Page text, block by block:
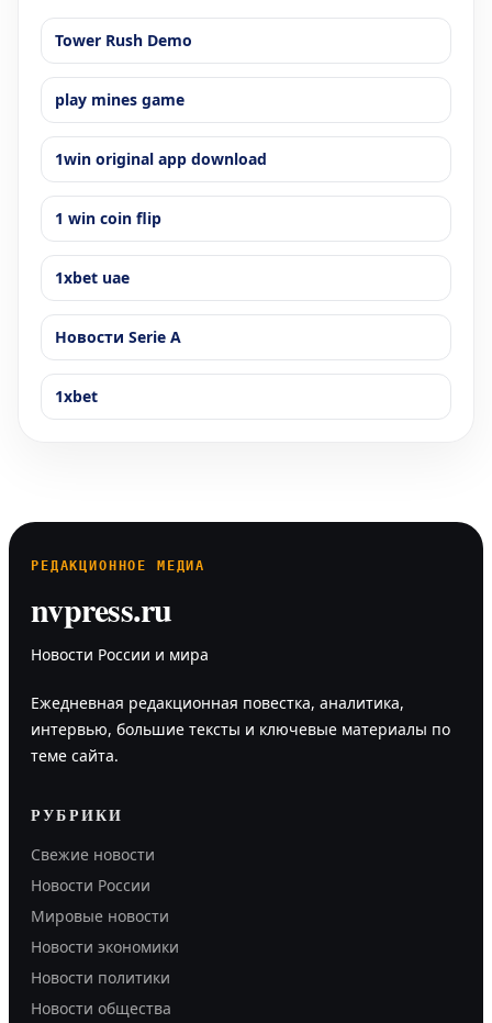
Tower Rush Demo
play mines game
1win original app download
1 win coin flip
1xbet uae
Новости Serie A
1xbet
РЕДАКЦИОННОЕ МЕДИА
nvpress.ru
Новости России и мира
Ежедневная редакционная повестка, аналитика,
интервью, большие тексты и ключевые материалы по
теме сайта.
РУБРИКИ
Свежие новости
Новости России
Мировые новости
Новости экономики
Новости политики
Новости общества